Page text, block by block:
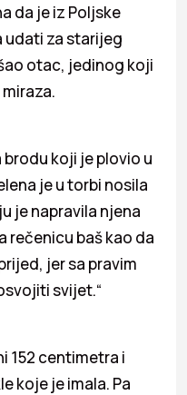
da je iz Poljske
udati za starijeg
otac, jedinog koji
koji je plovio u
je u torbi nosila
je napravila njena
rečenicu baš kao da
jer sa pravim
svijet.“
152 centimetra i
koje je imala. Pa